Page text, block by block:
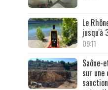
Le
jusqu'à
09:11
Saône-
sur